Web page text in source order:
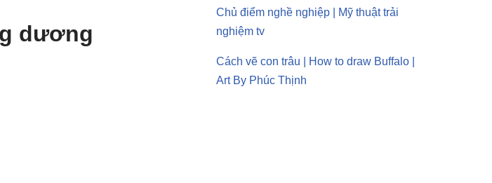
dương
Chủ điểm nghề nghiệp | Mỹ thuật trải
nghiệm tv
Cách vẽ con trâu | How to draw Buffalo |
Art By Phúc Thịnh